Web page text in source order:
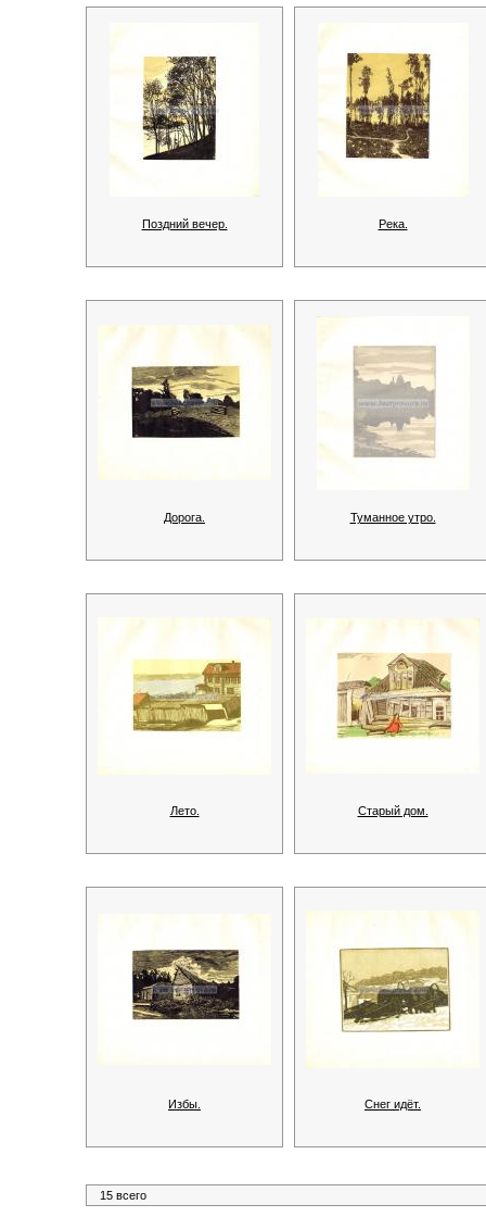
Поздний вечер. Река.
Дорога. Туманное утро.
Лето. Старый дом.
Избы. Снег идёт.
15 всего